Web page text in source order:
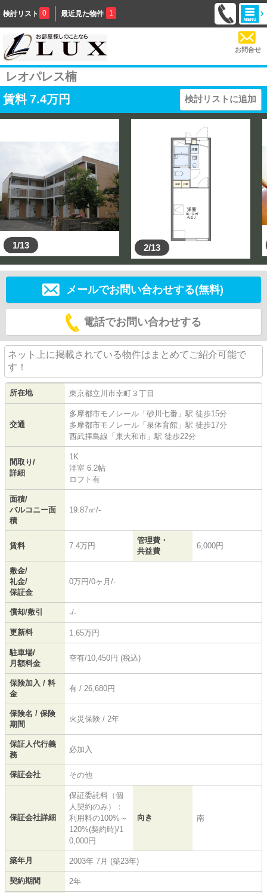
検討リスト 0 最近見た物件 1
お問合せ
レオパレス楠
賃料 7.4万円 検討リストに追加
1/13 2/13
メールでお問い合わせする(無料)
電話でお問い合わせする
ネット上に掲載されている物件はまとめてご紹介可能で
す！
所在地 東京都立川市幸町 ３丁目
交通
多摩都市モノレール 「砂川七番 」駅 徒歩15分
多摩都市モノレール 「泉体育館 」駅 徒歩17分
西武拝島線 「東大和市 」駅 徒歩22分
間取り/
詳細
1K
洋室 6.2帖
ロフト有
面積/
バルコニー面
積
19.87㎡/-
賃料 7.4万円
管理費・
共益費
6,000円
敷金/
礼金/
保証金
0万円/0ヶ月/-
償却/敷引 -/-
更新料 1.65万円
駐車場/
月額料金
空有/10,450円 (税込)
保険加入 / 料
金
有 / 26,680円
保険名 / 保険
期間
火災保険 / 2年
保証人代行義
務
必加入
保証会社 その他
保証会社詳細
保証委託料（個
人契約のみ）：
利用料の100%～
120%(契約時)/1
0,000円
向き 南
築年月 2003年 7月 (築23年)
契約期間 2年